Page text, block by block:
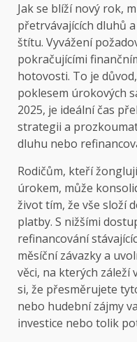
Jak se blíží nový rok,
přetrvávajících dluhů
štítu. Vyvážení
pokračujícími
hotovosti. To je
poklesem úrokových
2025, je ideální čas
strategii a
dluhu nebo
Rodičům, kteří
úrokem, může
život tím, že vše složí
platby. S nižšími
refinancování
měsíční závazky a
věci, na kterých záleží
si, že přesměrujete
nebo hudební zájmy
investice nebo tolik